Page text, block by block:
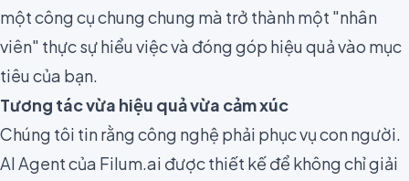
một công cụ chung chung mà trở thành một "nhân
viên" thực sự hiểu việc và đóng góp hiệu quả vào mục
tiêu của bạn.
Tương tác vừa hiệu quả vừa cảm xúc
Chúng tôi tin rằng công nghệ phải phục vụ con người.
AI Agent của Filum.ai được thiết kế để không chỉ giải